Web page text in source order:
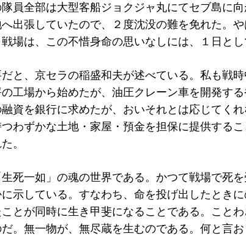
員全部は大型客船ジョクジャ丸にてセブ島に
出張していたので、２度沈没の難を免れた。
場は、この不惜身命の思いなしには、１日とし
と、京セラの稲盛和夫が述べている。私も戦
工場から始めたが、油圧クレーン車を開発す
資を銀行に求めたが、おいそれとは応じてく
わずかな土地・家屋・預金を担保に提供する
。
死一如」の魂の世界である。かつて戦場で死
示している。すなわち、命を投げ出したとき
とが同時に生き甲斐になることである。こと
。無一物が、無尽蔵を生むのである。何と言